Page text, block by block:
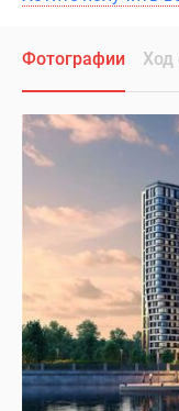
Фотографии Ход